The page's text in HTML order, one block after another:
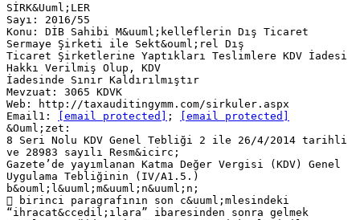
SİRK&Uuml;LER
Sayı: 2016/55
Konu: DİB Sahibi M&uuml;kelleflerin Dış Ticaret
Sermaye Şirketi ile Sekt&ouml;rel Dış
Ticaret Şirketlerine Yaptıkları Teslimlere KDV İadesi
Hakkı Verilmiş Olup, KDV
İadesinde Sınır Kaldırılmıştır
Mevzuat: 3065 KDVK
Web: http://taxauditingymm.com/sirkuler.aspx
Email1:
[email protected] ;
[email protected]
&Ouml;zet:
8 Seri Nolu KDV Genel Tebliği 2 ile 26/4/2014 tarihli
ve 28983 sayılı Resm&icirc;
Gazete’de yayımlanan Katma Değer Vergisi (KDV) Genel
Uygulama Tebliğinin (IV/A1.5.)
b&ouml;l&uuml;m&uuml;n&uuml;n;
 birinci paragrafının son c&uuml;mlesindeki
“ihracat&ccedil;ılara” ibaresinden sonra gelmek